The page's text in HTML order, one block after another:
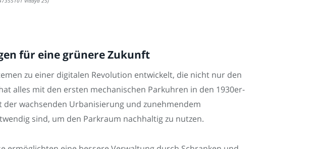
für eine grünere Zukunft
zu einer digitalen Revolution entwickelt, die nicht nur den
alles mit den ersten mechanischen Parkuhren in den 1930er-
der wachsenden Urbanisierung und zunehmendem
sind, um den Parkraum nachhaltig zu nutzen.